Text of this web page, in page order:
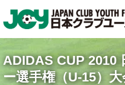
ADIDAS CUP 2010
ー選手権（U-15）